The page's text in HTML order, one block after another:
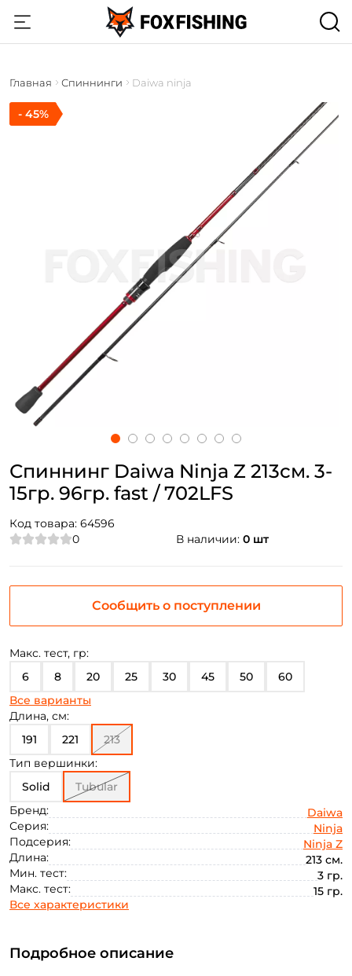
Главная Спиннинги Daiwa ninja
Спиннинг Daiwa Ninja Z 213см. 3-
15гр. 96гр. fast / 702LFS
Код товара: 64596
0
В наличии: 0 шт
- 45%
Макс. тест, гр:
6
8 20 25 30 45 50 60
70 80
Все варианты
Длина, см:
191
221
213
Тип вершинки:
Solid
Tubular
Бренд:
Daiwa
Серия:
Ninja
Подсерия:
Ninja Z
Длина:
213 см.
Мин. тест:
3 гр.
Макс. тест:
15 гр.
Все характеристики
Сообщить о поступлении
Подробное описание